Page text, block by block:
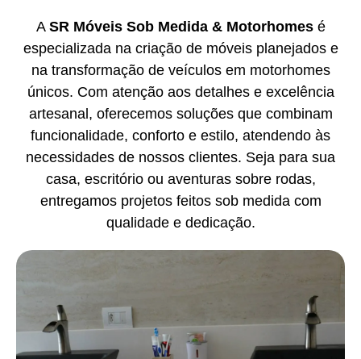
A SR Móveis Sob Medida & Motorhomesé
especializada na criação de móveis planejados e
na transformação de veículos em motorhomes
únicos. Com atenção aos detalhes e excelência
artesanal, oferecemos soluções que combinam
funcionalidade, conforto e estilo, atendendo às
necessidades de nossos clientes. Seja para sua
casa, escritório ou aventuras sobre rodas,
entregamos projetos feitos sob medida com
qualidade e dedicação.